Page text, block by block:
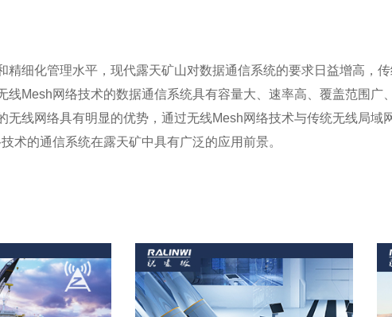
精细化管理水平，现代露天矿山对数据通信系统的要求日益增高，
线Mesh网络技术的数据通信系统具有容量大、速率高、覆盖范围广
无线网络具有明显的优势，通过无线Mesh网络技术与传统无线局域
术的通信系统在露天矿中具有广泛的应用前景。